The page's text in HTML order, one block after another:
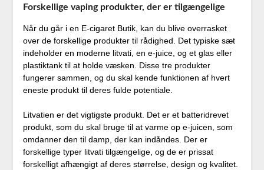
Forskellige vaping produkter, der er tilgængelige
Når du går i en E-cigaret Butik, kan du blive overrasket
over de forskellige produkter til rådighed. Det typiske sæt
indeholder en moderne litvati, en e-juice, og et glas eller
plastiktank til at holde væsken. Disse tre produkter
fungerer sammen, og du skal kende funktionen af hvert
eneste produkt til deres fulde potentiale.
Litvatien er det vigtigste produkt. Det er et batteridrevet
produkt, som du skal bruge til at varme op e-juicen, som
omdanner den til damp, der kan indåndes. Der er
forskellige typer litvati tilgængelige, og de er prissat
forskelligt afhængigt af deres størrelse, design og kvalitet.